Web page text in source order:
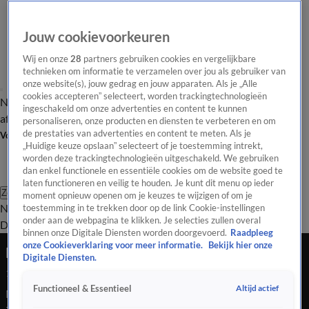
Nieuws van de DagOpinie van de Dag Onze categorieën Laatste
afleveringVideo's Nieuws van de Dag Podcast
Volg Nieuws van de Dag
Zoeken
Nieuws van de DagOpinie van de
Dag
Video'sUitzendingen PodcastPanelContact
Hoera, het kabinet bestaat nog steeds!
18 apr 2025, 18:34
Menig weddenschap ten spijt, het kabinet bestaat nog steeds.
Jouw cookievoorkeuren
Wij en onze28 partners gebruiken cookies en vergelijkbare
technieken om informatie te verzamelen over jou als gebruiker van
onze website(s), jouw gedrag en jouw apparaten. Als je „Alle
cookies accepteren” selecteert, worden trackingtechnologieën
ingeschakeld om onze advertenties en content te kunnen
personaliseren, onze producten en diensten te verbeteren en om
de prestaties van advertenties en content te meten. Als je
„Huidige keuze opslaan” selecteert of je toestemming intrekt,
worden deze trackingtechnologieën uitgeschakeld. We gebruiken
dan enkel functionele en essentiële cookies om de website goed te
laten functioneren en veilig te houden. Je kunt dit menu op ieder
moment opnieuw openen om je keuzes te wijzigen of om je
toestemming in te trekken door op de link Cookie-instellingen
onder aan de webpagina te klikken. Je selecties zullen overal
binnen onze Digitale Diensten worden doorgevoerd. Raadpleeg
onze Cookieverklaring voor meer informatie.
Bekijk hier onze
Digitale Diensten.
Functioneel & Essentieel Altijd actief